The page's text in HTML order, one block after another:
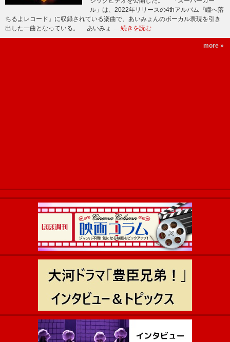
ル」は、2022年リリースの4thアルバム『瞳へ落
ちるよレコード』に収録されている楽曲で、あいみょんのボーカル表現を引き
出した一曲となっている。 あいみょ … 続きを読む
more »